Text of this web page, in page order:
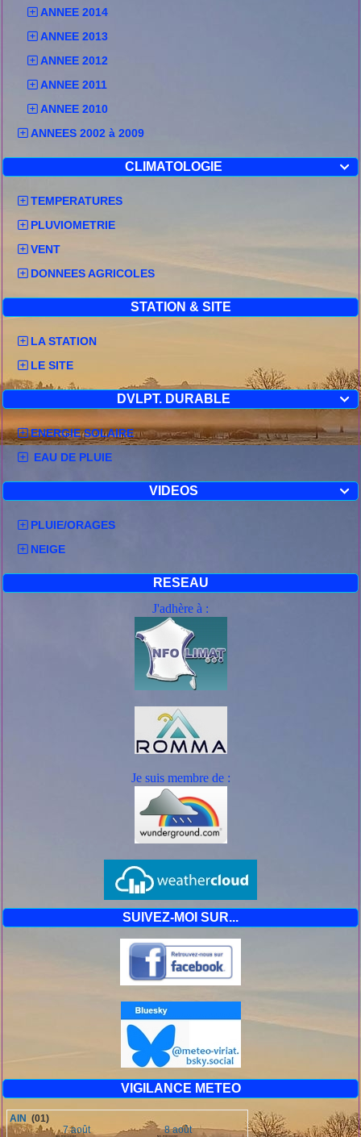
ANNEE 2014
ANNEE 2013
ANNEE 2012
ANNEE 2011
ANNEE 2010
ANNEES 2002 à 2009

CLIMATOLOGIE
TEMPERATURES
PLUVIOMETRIE
VENT
DONNEES AGRICOLES
STATION & SITE
LA STATION
LE SITE

DVLPT. DURABLE
ENERGIE SOLAIRE
EAU DE PLUIE

VIDEOS
PLUIE/ORAGES
NEIGE
RESEAU
J'adhère à :
Je suis membre de :
SUIVEZ-MOI SUR...
VIGILANCE METEO